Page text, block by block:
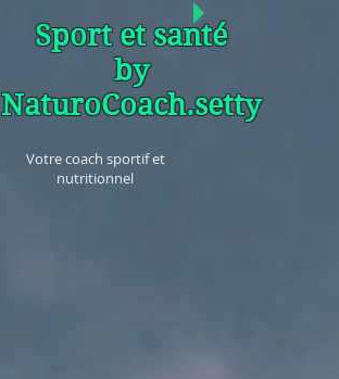
Sport et santé
by
NaturoCoach.setty
Votre coach sportif et
nutritionnel